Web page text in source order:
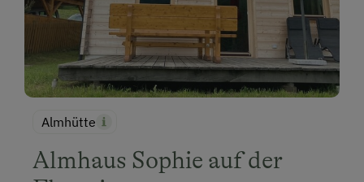
Almhütte
Almhaus Sophie auf der